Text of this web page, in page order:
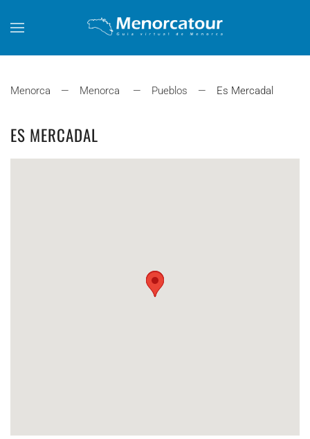
Skip to main content
Menorca Menorca Pueblos Es Mercadal
ES MERCADAL